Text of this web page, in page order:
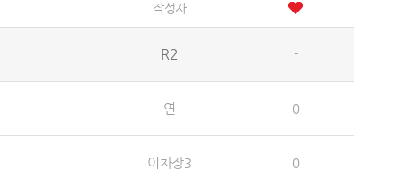
작성자
R2 -
연 0
이차장3 0